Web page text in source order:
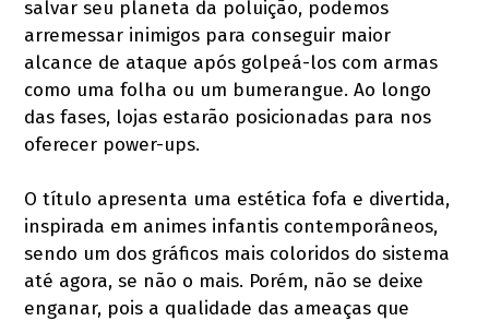
salvar seu planeta da poluição, podemos
arremessar inimigos para conseguir maior
alcance de ataque após golpeá-los com armas
como uma folha ou um bumerangue. Ao longo
das fases, lojas estarão posicionadas para nos
oferecer power-ups.
O título apresenta uma estética fofa e divertida,
inspirada em animes infantis contemporâneos,
sendo um dos gráficos mais coloridos do sistema
até agora, se não o mais. Porém, não se deixe
enganar, pois a qualidade das ameaças que